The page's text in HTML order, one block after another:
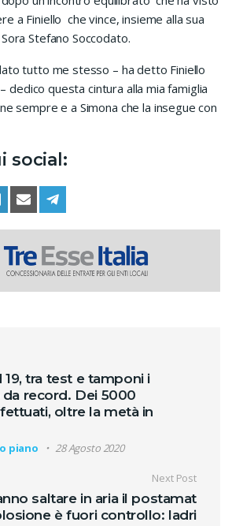
a Finiello che vince, insieme alla sua
Stefano Soccodato.
tutto me stesso – ha detto Finiello
dedico questa cintura alla mia famiglia
sempre e a Simona che la insegue con
social:
ON
SHARE ON
LINKEDINSHARE ON
EMAIL
articoli
19, tra test e tamponi i
record. Dei 5000
oltre la metà in
piano 28 Agosto 2020
Next Post
saltare in aria il postamat
è fuori controllo: ladri